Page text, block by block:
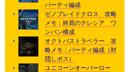
パーティ編成
ゼノブレイドクロス 攻略
メモ：終焉のテレシア ワ
ンパン構成
オクトパストラベラー 攻
略メモ：パーティ編成（対
隠しボス）
ユニコーンオーバーロー